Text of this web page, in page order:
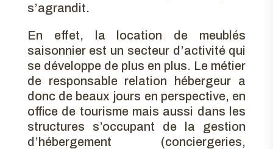
s’agrandit.
En effet, la location de meublés
saisonnier est un secteur d’activité qui
se développe de plus en plus. Le métier
de responsable relation hébergeur a
donc de beaux jours en perspective, en
office de tourisme mais aussi dans les
structures s’occupant de la gestion
d’hébergement (conciergeries,